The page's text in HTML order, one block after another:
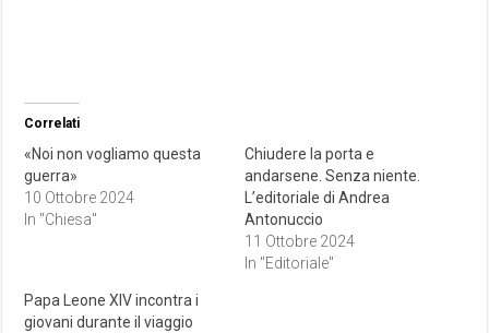
Correlati
«Noi non vogliamo questa
guerra»
10 Ottobre 2024
In "Chiesa"
Chiudere la porta e
andarsene. Senza niente.
L’editoriale di Andrea
Antonuccio
11 Ottobre 2024
In "Editoriale"
Papa Leone XIV incontra i
giovani durante il viaggio